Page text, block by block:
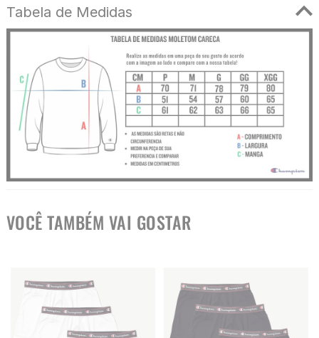
Tabela de Medidas
VOCÊ TAMBÉM VAI GOSTAR